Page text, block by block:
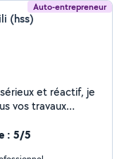
Auto-entrepreneur
(hss)
vos travaux
&
et
: 5/5